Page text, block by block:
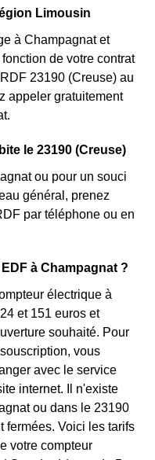
Limousin
à Champagnat et
de votre contrat
23190 (Creuse) au
appeler gratuitement
le 23190 (Creuse)
ou pour un souci
général, prenez
par téléphone ou en
à Champagnat ?
électrique à
et 151 euros et
souhaité. Pour
vous
avec le service
internet. Il n'existe
ou dans le 23190
fermées. Voici les tarifs
votre compteur